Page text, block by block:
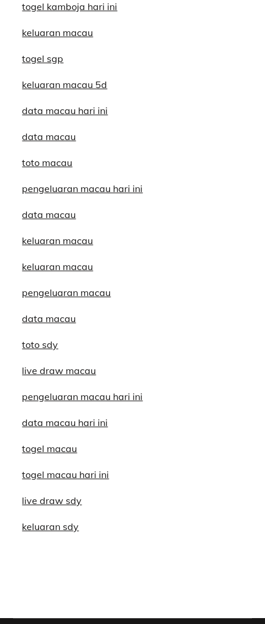
togel kamboja hari ini
keluaran macau
togel sgp
keluaran macau 5d
data macau hari ini
data macau
toto macau
pengeluaran macau hari ini
data macau
keluaran macau
keluaran macau
pengeluaran macau
data macau
toto sdy
live draw macau
pengeluaran macau hari ini
data macau hari ini
togel macau
togel macau hari ini
live draw sdy
keluaran sdy